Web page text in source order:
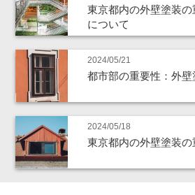
東京都内の外壁塗装
について
2024/05/21
都市部の重要性：外
2024/05/18
東京都内の外壁塗装